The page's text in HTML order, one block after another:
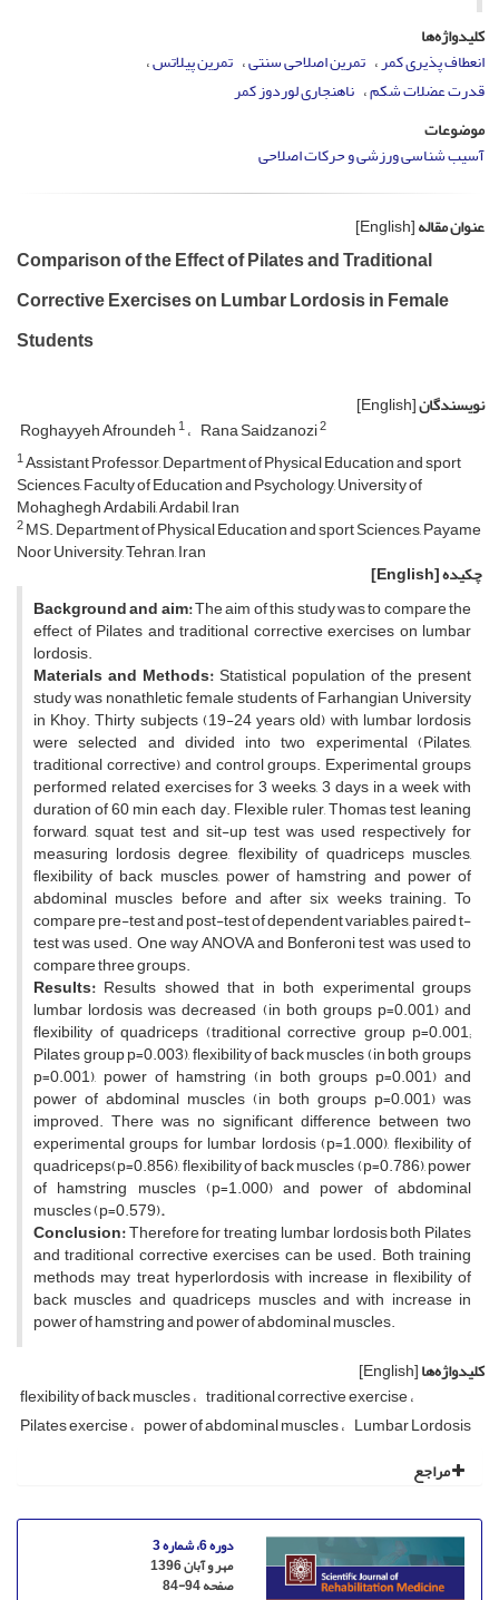
کلیدواژه‌ها
انعطاف پذیری کمر تمرین اصلاحی سنتی تمرین پیلاتس
قدرت عضلات شکم ناهنجاری لوردوز کمر
موضوعات
آسیب شناسی ورزشی و حرکات اصلاحی
عنوان مقاله[English]
Comparison of the Effect of Pilates and Traditional
Corrective Exercises on Lumbar Lordosis in Female
Students
نویسندگان[English]
Roghayyeh Afroundeh1 Rana Saidzanozi2
1Assistant Professor, Department of Physical Education and sport
Sciences, Faculty of Education and Psychology, University of
Mohaghegh Ardabili, Ardabil, Iran
2MS. Department of Physical Education and sport Sciences, Payame
Noor University, Tehran, Iran
چکیده[English]
Background and aim:The aim of this study was to compare the
effect of Pilates and traditional corrective exercises on lumbar
lordosis.
Materials and Methods:Statistical population of the present
study was nonathletic female students of Farhangian University
in Khoy. Thirty subjects (19-24 years old) with lumbar lordosis
were selected and divided into two experimental (Pilates,
traditional corrective) and control groups. Experimental groups
performed related exercises for 3 weeks, 3 days in a week with
duration of 60 min each day. Flexible ruler, Thomas test, leaning
forward, squat test and sit-up test was used respectively for
measuring lordosis degree, flexibility of quadriceps muscles,
flexibility of back muscles, power of hamstring and power of
abdominal muscles before and after six weeks training. To
compare pre-test and post-test of dependent variables, paired t-
test was used. One way ANOVA and Bonferoni test was used to
compare three groups.
Results: Results showed that in both experimental groups
lumbar lordosis was decreased (in both groups p=0.001) and
flexibility of quadriceps (traditional corrective group p=0.001;
Pilates group p=0.003), flexibility of back muscles (in both groups
p=0.001), power of hamstring (in both groups p=0.001) and
power of abdominal muscles (in both groups p=0.001) was
improved. There was no significant difference between two
experimental groups for lumbar lordosis (p=1.000), flexibility of
quadriceps(p=0.856), flexibility of back muscles (p=0.786), power
of hamstring muscles (p=1.000) and power of abdominal
muscles (p=0.579).
Conclusion:Therefore for treating lumbar lordosis both Pilates
and traditional corrective exercises can be used. Both training
methods may treat hyperlordosis with increase in flexibility of
back muscles and quadriceps muscles and with increase in
power of hamstring and power of abdominal muscles.
کلیدواژه‌ها[English]
flexibility of back muscles traditional corrective exercise
Pilates exercise power of abdominal muscles Lumbar Lordosis
مراجع
دوره 6، شماره 3
مهر و آبان 1396
صفحه84-94